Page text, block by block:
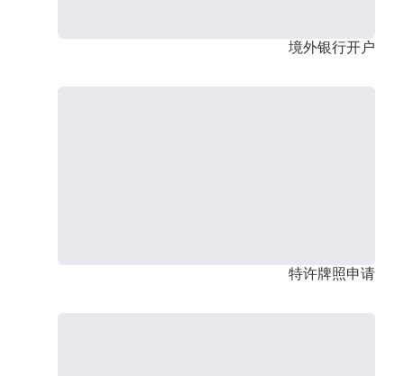
境外银行开户
特许牌照申请